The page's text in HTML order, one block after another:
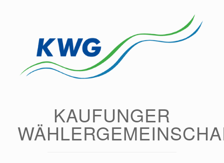
KAUFUNGER